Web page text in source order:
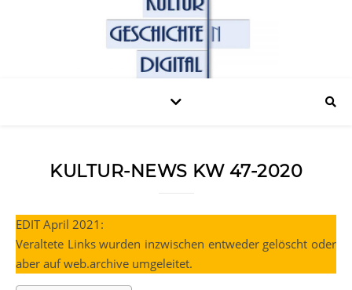
KULTUR-NEWS KW 47-2020
EDIT April 2021:
Veraltete Links wurden inzwischen entweder gelöscht oder
aber auf web.archive umgeleitet.